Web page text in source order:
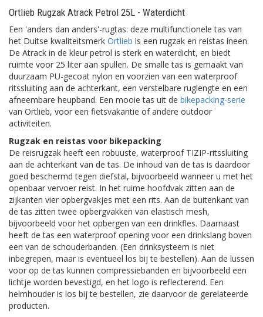
Ortlieb Rugzak Atrack Petrol 25L - Waterdicht
Een 'anders dan anders'-rugtas: deze multifunctionele tas van
het Duitse kwaliteitsmerk Ortlieb is een rugzak en reistas ineen.
De Atrack in de kleur petrol is sterk en waterdicht, en biedt
ruimte voor 25 liter aan spullen. De smalle tas is gemaakt van
duurzaam PU-gecoat nylon en voorzien van een waterproof
ritssluiting aan de achterkant, een verstelbare ruglengte en een
afneembare heupband. Een mooie tas uit de bikepacking-serie
van Ortlieb, voor een fietsvakantie of andere outdoor
activiteiten.
Rugzak en reistas voor bikepacking
De reisrugzak heeft een robuuste, waterproof TIZIP-ritssluiting
aan de achterkant van de tas. De inhoud van de tas is daardoor
goed beschermd tegen diefstal, bijvoorbeeld wanneer u met het
openbaar vervoer reist. In het ruime hoofdvak zitten aan de
zijkanten vier opbergvakjes met een rits. Aan de buitenkant van
de tas zitten twee opbergvakken van elastisch mesh,
bijvoorbeeld voor het opbergen van een drinkfles. Daarnaast
heeft de tas een waterproof opening voor een drinkslang boven
een van de schouderbanden. (Een drinksysteem is niet
inbegrepen, maar is eventueel los bij te bestellen). Aan de lussen
voor op de tas kunnen compressiebanden en bijvoorbeeld een
lichtje worden bevestigd, en het logo is reflecterend. Een
helmhouder is los bij te bestellen, zie daarvoor de gerelateerde
producten.